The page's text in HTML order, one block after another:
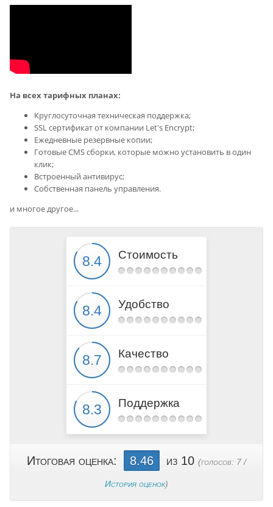
На всех тарифных планах:
Круглосуточная техническая поддержка;
SSL сертификат от компании Let's Encrypt;
Ежедневные резервные копии;
Готовые CMS сборки, которые можно установить в один
клик;
Встроенный антивирус;
Собственная панель управления.
и многое другое...
Стоимость
Удобство
Качество
Поддержка
Итоговая оценка: 8.46 из 10 (голосов: 7/
История оценок)